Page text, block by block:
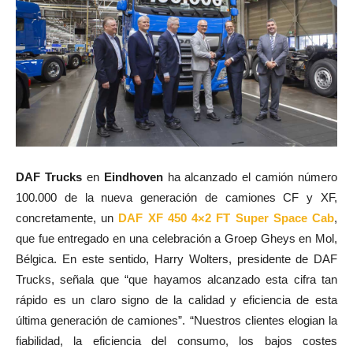
DAF Trucksen Eindhovenha alcanzado el camión número
100.000 de la nueva generación de camiones CF y XF,
concretamente, un DAF XF 450 4×2 FT Super Space Cab,
que fue entregado en una celebración a Groep Gheys en Mol,
Bélgica. En este sentido, Harry Wolters, presidente de DAF
Trucks, señala que “que hayamos alcanzado esta cifra tan
rápido es un claro signo de la calidad y eficiencia de esta
última generación de camiones”. “Nuestros clientes elogian la
fiabilidad, la eficiencia del consumo, los bajos costes